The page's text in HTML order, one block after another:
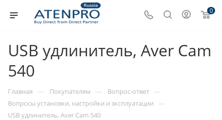
0
USB удлинитель, Aver Cam
540
Главная — Покупателям — Вопрос-ответ —
Вопросы установки, настройки и эксплуатации —
USB удлинитель, Aver Cam 540